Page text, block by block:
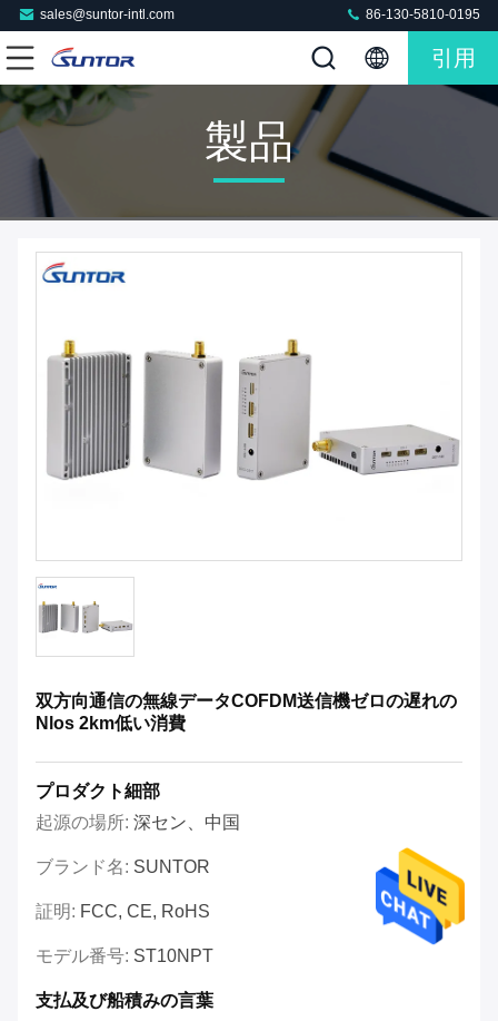
sales@suntor-intl.com 86-130-5810-0195
引用
製品
双方向通信の無線データCOFDM送信機ゼロの遅れの
Nlos 2km低い消費
プロダクト細部
起源の場所: 深セン、中国
ブランド名: SUNTOR
証明: FCC, CE, RoHS
モデル番号: ST10NPT
支払及び船積みの言葉